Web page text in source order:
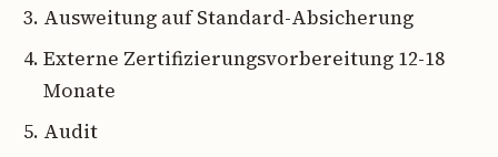
Ausweitung auf Standard-Absicherung
Externe Zertifizierungsvorbereitung 12-18
Monate
Audit